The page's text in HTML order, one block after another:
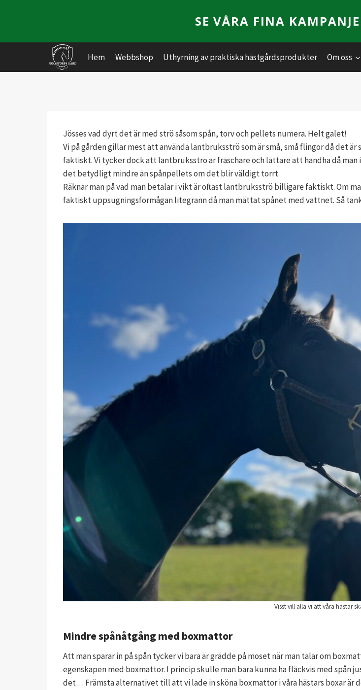
SE VÅRA FINA
Hem Webbshop Uthyrning av praktiska hästgårdsprodukter Om oss
Jösses vad dyrt det är med strö såsom spån, torv och pellets numera. Helt galet!
Vi på gården gillar mest att använda lantbruksströ som är små, små flingor då det
faktiskt. Vi tycker dock att lantbruksströ är fräschare och lättare att handha då
det betydligt mindre än spånpellets om det blir väldigt torrt.
Räknar man på vad man betalar i vikt är oftast lantbruksströ billigare faktiskt. Om
faktiskt uppsugningsförmågan litegrann då man mättat spånet med vattnet. Så
Visst vill alla vi att våra hästar
Mindre spånåtgång med boxmattor
Att man sparar in på spån tycker vi bara är grädde på moset när man talar om
egenskapen med boxmattor. I princip skulle man bara kunna ha fläckvis med spån
det… Främsta alternativet till att vi lade in sköna boxmattor i våra hästars boxar är